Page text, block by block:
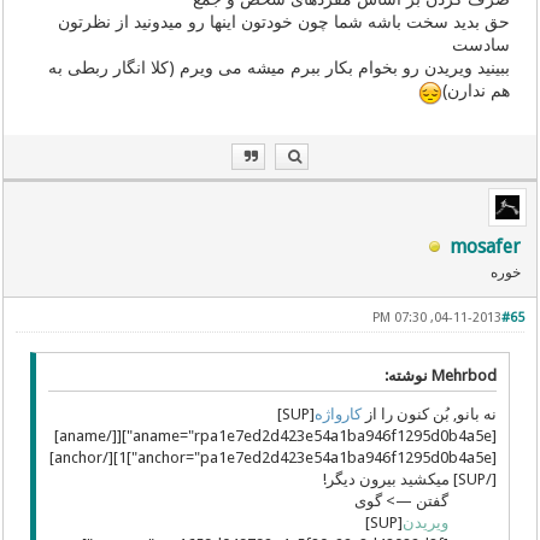
حق بدید سخت باشه شما چون خودتون اینها رو میدونید از نظرتون
سادست
ببینید ویریدن رو بخوام بکار ببرم میشه می ویرم (کلا انگار ربطی به
هم ندارن)
mosafer
خوره
#65
04-11-2013, 07:30 PM
Mehrbod نوشته:
نه بانو, بُن کنون را ازکارواژه
[SUP]
[aname="rpa1e7ed2d423e54a1ba946f1295d0b4a5e"][[/aname]
[anchor="pa1e7ed2d423e54a1ba946f1295d0b4a5e"]1][/anchor]
[/SUP] میکشید بیرون دیگر!
گفتن —> گوی
ویریدن
[SUP]